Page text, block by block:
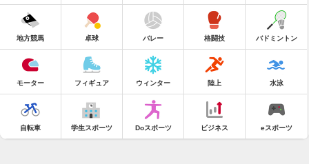
地方競馬 卓球 バレー 格闘技 バドミントン
モーター フィギュア ウィンター 陸上 水泳
自転車 学生スポーツ Doスポーツ ビジネス eスポーツ